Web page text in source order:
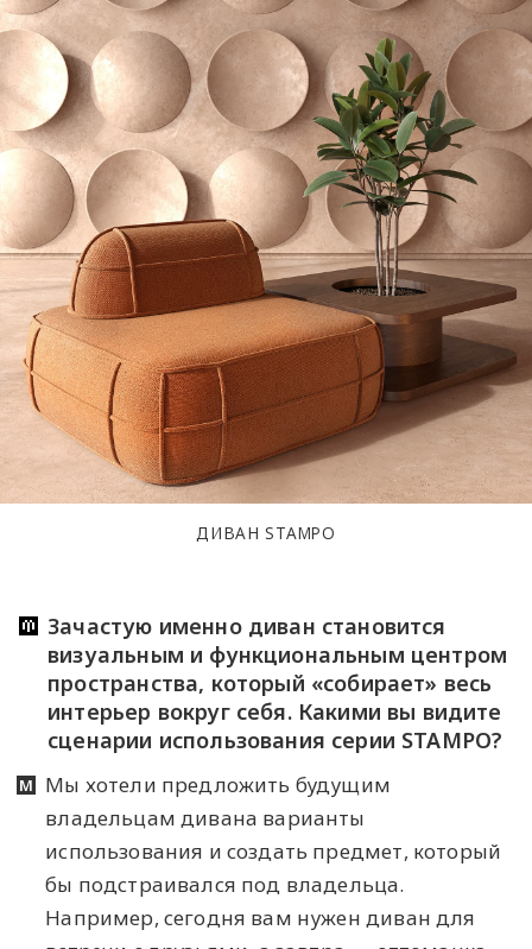
ДИВАН STAMPO
Зачастую именно диван становится
визуальным и функциональным центром
пространства, который «собирает» весь
интерьер вокруг себя. Какими вы видите
сценарии использования серии STAMPO?
Мы хотели предложить будущим
владельцам дивана варианты
использования и создать предмет, который
бы подстраивался под владельца.
Например, сегодня вам нужен диван для